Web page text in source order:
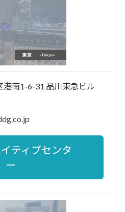
港南1-6-31 品川東急ビル
ティブセンタ
ー